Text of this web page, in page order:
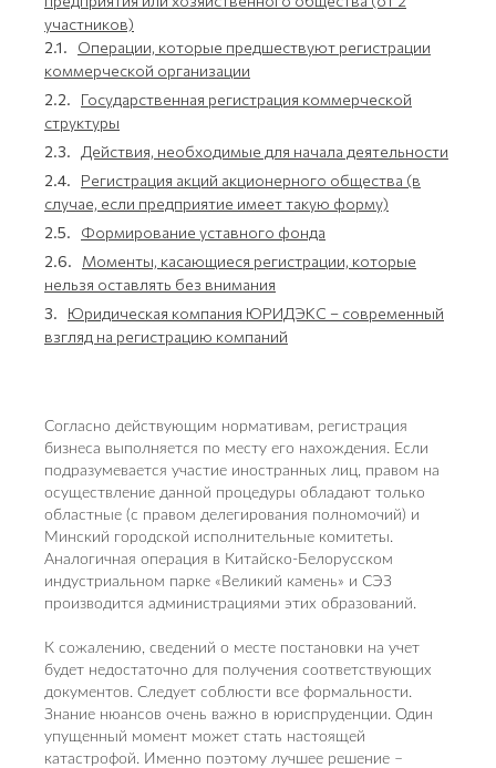
участников)
2.1.
Операции, которые предшествуют регистрации
коммерческой организации
2.2.
Государственная регистрация коммерческой
структуры
2.3.
Действия, необходимые для начала деятельности
2.4.
Регистрация акций акционерного общества (в
случае, если предприятие имеет такую форму)
2.5.
Формирование уставного фонда
2.6.
Моменты, касающиеся регистрации, которые
нельзя оставлять без внимания
3.
Юридическая компания ЮРИДЭКС ­– современный
взгляд на регистрацию компаний
Согласно действующим нормативам, регистрация
бизнеса выполняется по месту его нахождения. Если
подразумевается участие иностранных лиц, правом на
осуществление данной процедуры обладают только
областные (с правом делегирования полномочий) и
Минский городской исполнительные комитеты.
Аналогичная операция в Китайско-Белорусском
индустриальном парке «Великий камень» и СЭЗ
производится администрациями этих образований.
К сожалению, сведений о месте постановки на учет
будет недостаточно для получения соответствующих
документов. Следует соблюсти все формальности.
Знание нюансов очень важно в юриспруденции. Один
упущенный момент может стать настоящей
катастрофой. Именно поэтому лучшее решение –